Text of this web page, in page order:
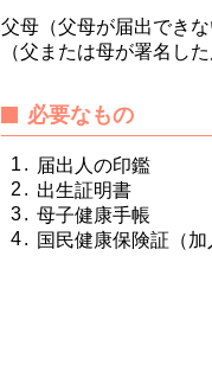
父母（父母が届出でき
（父または母が署名し
必要なもの
届出人の印鑑
出生証明書
母子健康手帳
国民健康保険証（加